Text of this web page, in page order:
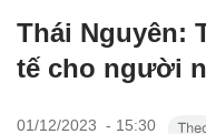
Thái Nguyên:
tế cho người
01/12/2023 - 15:30